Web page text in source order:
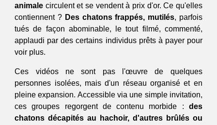
animale circulent et se vendent à prix d'or. Ce qu'elles
contiennent ? Des chatons frappés, mutilés, parfois
tués de façon abominable, le tout filmé, commenté,
applaudi par des certains individus prêts à payer pour
voir plus.
Ces vidéos ne sont pas l'œuvre de quelques
personnes isolées, mais d'un réseau organisé et en
pleine expansion. Accessible via une simple invitation,
ces groupes regorgent de contenu morbide : des
chatons décapités au hachoir, d'autres brûlés ou